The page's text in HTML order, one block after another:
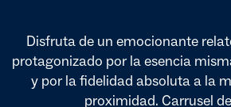
Disfruta de un emocionante
protagonizado por la esencia
y por la fidelidad absoluta a la
proximidad. Carrusel